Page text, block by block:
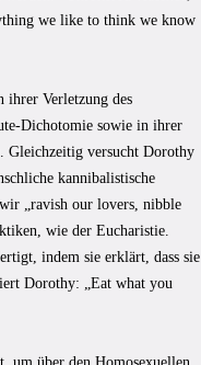
we like to think we know
ihrer Verletzung des
Dichotomie sowie in ihrer
Gleichzeitig versucht Dorothy
kannibalistische
„ravish our lovers, nibble
wie der Eucharistie.
indem sie erklärt, dass sie
Dorothy: „Eat what you